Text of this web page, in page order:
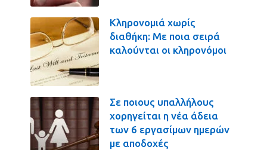
Κληρονομιά χωρίς
διαθήκη: Με ποια σειρά
καλούνται οι κληρονόμοι
Σε ποιους υπαλλήλους
χορηγείται η νέα άδεια
των 6 εργασίμων ημερών
με αποδοχές